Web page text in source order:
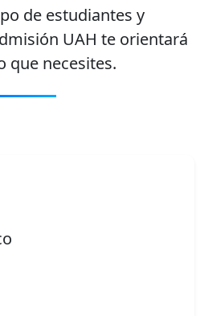
de estudiantes y
UAH te orientará
que necesites.